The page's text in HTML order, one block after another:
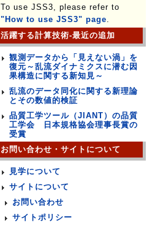
To use JSS3, please refer to
"How to use JSS3" page.
活躍する計算技術-最近の追加
観測データから「見えない渦」を
復元～乱流ダイナミクスに潜む因
果構造に関する新知見～
乱流のデータ同化に関する新理論
とその数値的検証
品質工学ツール（JIANT）の品質
工学会 日本規格協会理事長賞の
受賞
お問い合わせ・サイトについて
見学について
サイトについて
お問い合わせ
サイトポリシー